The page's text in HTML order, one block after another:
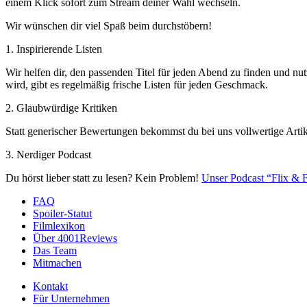
einem Klick sofort zum Stream deiner Wahl wechseln.
Wir wünschen dir viel Spaß beim durchstöbern!
1. Inspirierende Listen
Wir helfen dir, den passenden Titel für jeden Abend zu finden und
wird, gibt es regelmäßig frische Listen für jeden Geschmack.
2. Glaubwürdige Kritiken
Statt generischer Bewertungen bekommst du bei uns vollwertige
3. Nerdiger Podcast
Du hörst lieber statt zu lesen? Kein Problem! Unser Podcast “Flix &
FAQ
Spoiler-Statut
Filmlexikon
Über 4001Reviews
Das Team
Mitmachen
Kontakt
Für Unternehmen